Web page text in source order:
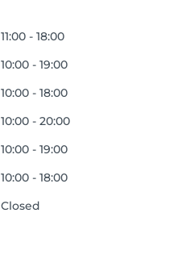
11:00 - 18:00
10:00 - 19:00
10:00 - 18:00
10:00 - 20:00
10:00 - 19:00
10:00 - 18:00
Closed